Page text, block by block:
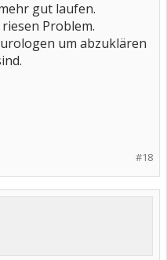
gut laufen.
Problem.
um abzuklären
#18